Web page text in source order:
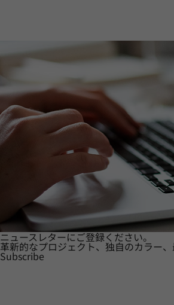
ニュースレターにご登録ください。
革新的なプロジェクト、独自のカラー
Subscribe